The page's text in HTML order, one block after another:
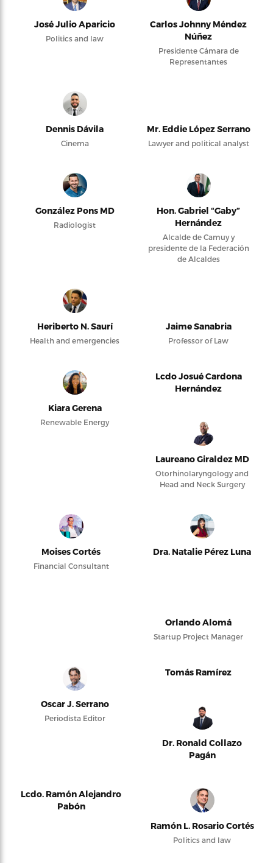
José Julio Aparicio
Politics and law
Carlos Johnny Méndez
Núñez
Presidente Cámara de
Representantes
Dennis Dávila
Cinema
Mr. Eddie López Serrano
Lawyer and political analyst
González Pons MD
Radiologist
Hon. Gabriel “Gaby”
Hernández
Alcalde de Camuy y
presidente de la Federación
de Alcaldes
Heriberto N. Saurí
Health and emergencies
Jaime Sanabria
Professor of Law
Kiara Gerena
Renewable Energy
Lcdo Josué Cardona
Hernández
Laureano Giraldez MD
Otorhinolaryngology and
Head and Neck Surgery
Moises Cortés
Financial Consultant
Dra. Natalie Pérez Luna
Orlando Alomá
Startup Project Manager
Oscar J. Serrano
Periodista Editor
Tomás Ramírez
Dr. Ronald Collazo
Pagán
Lcdo. Ramón Alejandro
Pabón
Ramón L. Rosario Cortés
Politics and law